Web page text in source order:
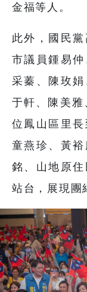
金福等人。
此外，國民
市議員鍾易
采蓁、陳玫
于軒、陳美
位鳳山區里長
童燕珍、黃
銘、山地原
站台，展現團